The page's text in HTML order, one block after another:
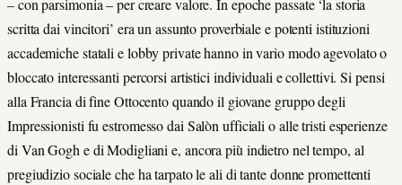
– con parsimonia – per creare valore. In epoche passate ‘la storia
scritta dai vincitori’ era un assunto proverbiale e potenti istituzioni
accademiche statali e lobby private hanno in vario modo agevolato o
bloccato interessanti percorsi artistici individuali e collettivi. Si pensi
alla Francia di fine Ottocento quando il giovane gruppo degli
Impressionisti fu estromesso dai Salòn ufficiali o alle tristi esperienze
di Van Gogh e di Modigliani e, ancora più indietro nel tempo, al
pregiudizio sociale che ha tarpato le ali di tante donne promettenti